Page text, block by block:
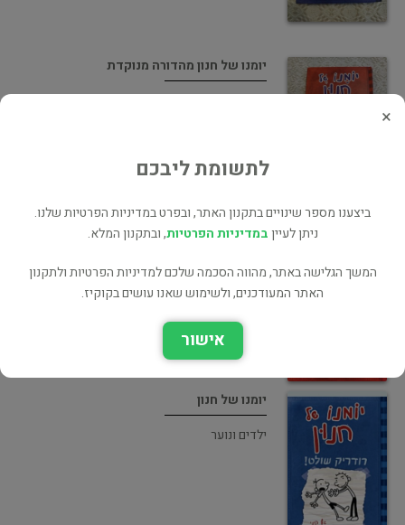
יומנו של חנון מהדורה מנוקדת
יומנו של חנון
ילדים ונוער
יומנו של חנון
ילדים ונוער
×
לתשומת ליבכם
ביצענו מספר שינויים בתקנון האתר, ובפרט במדיניות הפרטיות שלנו.
ניתן לעייןבמדיניות הפרטיות, ובתקנון המלא.
המשך הגלישה באתר, מהווה הסכמה שלכם למדיניות הפרטיות ולתקנון
האתר המעודכנים, ולשימוש שאנו עושים בקוקיז.
אישור